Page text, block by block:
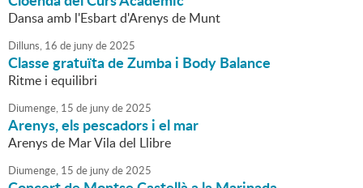
Dansa amb l'Esbart d'Arenys de Munt
Dilluns, 16 de junyde2025
Classe gratuïta de Zumba i Body Balance
Ritme i equilibri
Diumenge, 15 de junyde2025
Arenys, els pescadors i el mar
Arenys de Mar Vila del Llibre
Diumenge, 15 de junyde2025